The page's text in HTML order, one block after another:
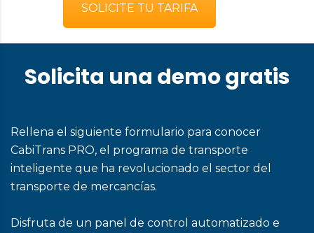
SOLICITE TU TARIFA
Solicita una demo gratis
Rellena el siguiente formulario para conocer
CabiTrans PRO, el programa de transporte
inteligente que ha revolucionado el sector del
transporte de mercancías.
Disfruta de un panel de control automatizado e